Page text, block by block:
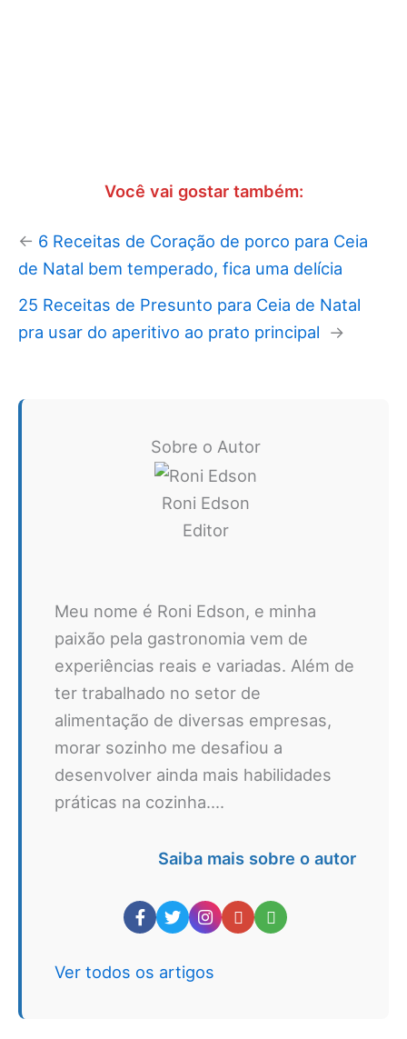
Você vai gostar também:
← 6 Receitas de Coração de porco para Ceia
de Natal bem temperado, fica uma delícia
25 Receitas de Presunto para Ceia de Natal
pra usar do aperitivo ao prato principal →
Sobre o Autor
Roni Edson
Editor
Meu nome é Roni Edson, e minha
paixão pela gastronomia vem de
experiências reais e variadas. Além de
ter trabalhado no setor de
alimentação de diversas empresas,
morar sozinho me desafiou a
desenvolver ainda mais habilidades
práticas na cozinha....
Saiba mais sobre o autor
Ver todos os artigos